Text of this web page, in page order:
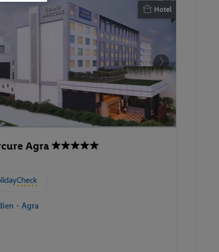
Hotel
Agra
- Agra